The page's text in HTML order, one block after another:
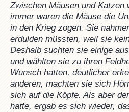
Zwischen Mäusen und Katzen
immer waren die Mäuse die
in den Krieg zogen. Sie
erdulden müssten, weil sie
Deshalb suchten sie einige
und wählten sie zu ihren
Wunsch hatten, deutlicher
anderen, machten sie sich
sich auf die Köpfe. Als aber
hatte, ergab es sich wieder,